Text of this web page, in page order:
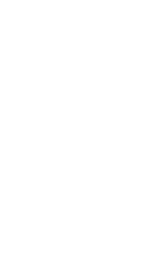
Instrumente
Konzeption